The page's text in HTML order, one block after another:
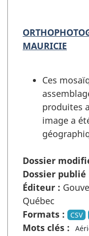
MAURICIE
Ces
produites
image a
Dossier
Dossier publié
Éditeur :
Québec
Formats :
CSV
Mots clés :